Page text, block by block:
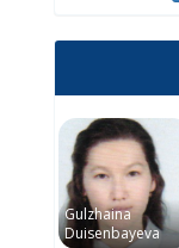
Gulzhaina
Duisenbayeva